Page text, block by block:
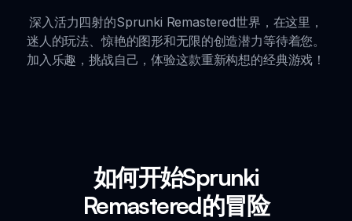
深入活力四射的Sprunki Remastered世界，在这里，
迷人的玩法、惊艳的图形和无限的创造潜力等待着您。
加入乐趣，挑战自己，体验这款重新构想的经典游戏！
如何开始Sprunki
Remastered的冒险